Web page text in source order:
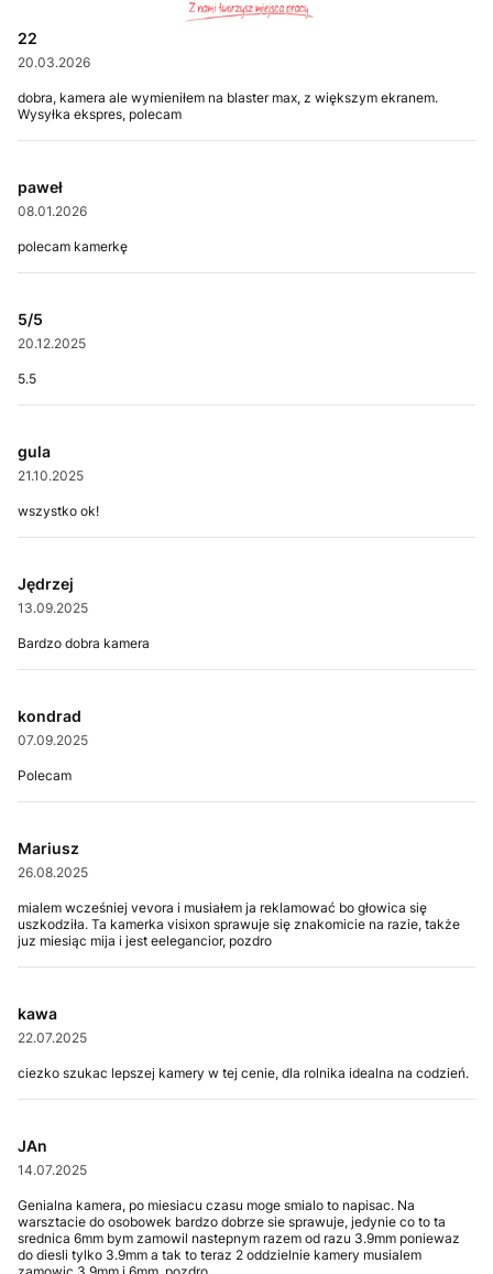
22
20.03.2026
dobra, kamera ale wymieniłem na blaster max, z większym ekranem.
Wysyłka ekspres, polecam
paweł
08.01.2026
polecam kamerkę
5/5
20.12.2025
5.5
gula
21.10.2025
wszystko ok!
Jędrzej
13.09.2025
Bardzo dobra kamera
kondrad
07.09.2025
Polecam
Mariusz
26.08.2025
mialem wcześniej vevora i musiałem ja reklamować bo głowica się
uszkodziła. Ta kamerka visixon sprawuje się znakomicie na razie, także
juz miesiąc mija i jest eelegancior, pozdro
kawa
22.07.2025
ciezko szukac lepszej kamery w tej cenie, dla rolnika idealna na codzień.
JAn
14.07.2025
Genialna kamera, po miesiacu czasu moge smialo to napisac. Na
warsztacie do osobowek bardzo dobrze sie sprawuje, jedynie co to ta
srednica 6mm bym zamowil nastepnym razem od razu 3.9mm poniewaz
do diesli tylko 3.9mm a tak to teraz 2 oddzielnie kamery musialem